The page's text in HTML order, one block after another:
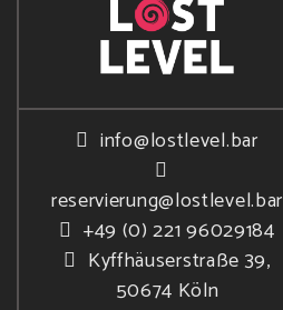
info@lostlevel.bar
reservierung@lostlevel.bar
+49 (0) 221 96029184
Kyffhäuserstraße 39,
50674 Köln